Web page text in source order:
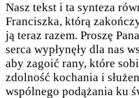
Nasz tekst i ta synteza
Franciszka, którą
ją teraz razem. Proszę
serca wypłynęły dla nas
aby zagoić rany, które
zdolność kochania i
wspólnego podążania ku